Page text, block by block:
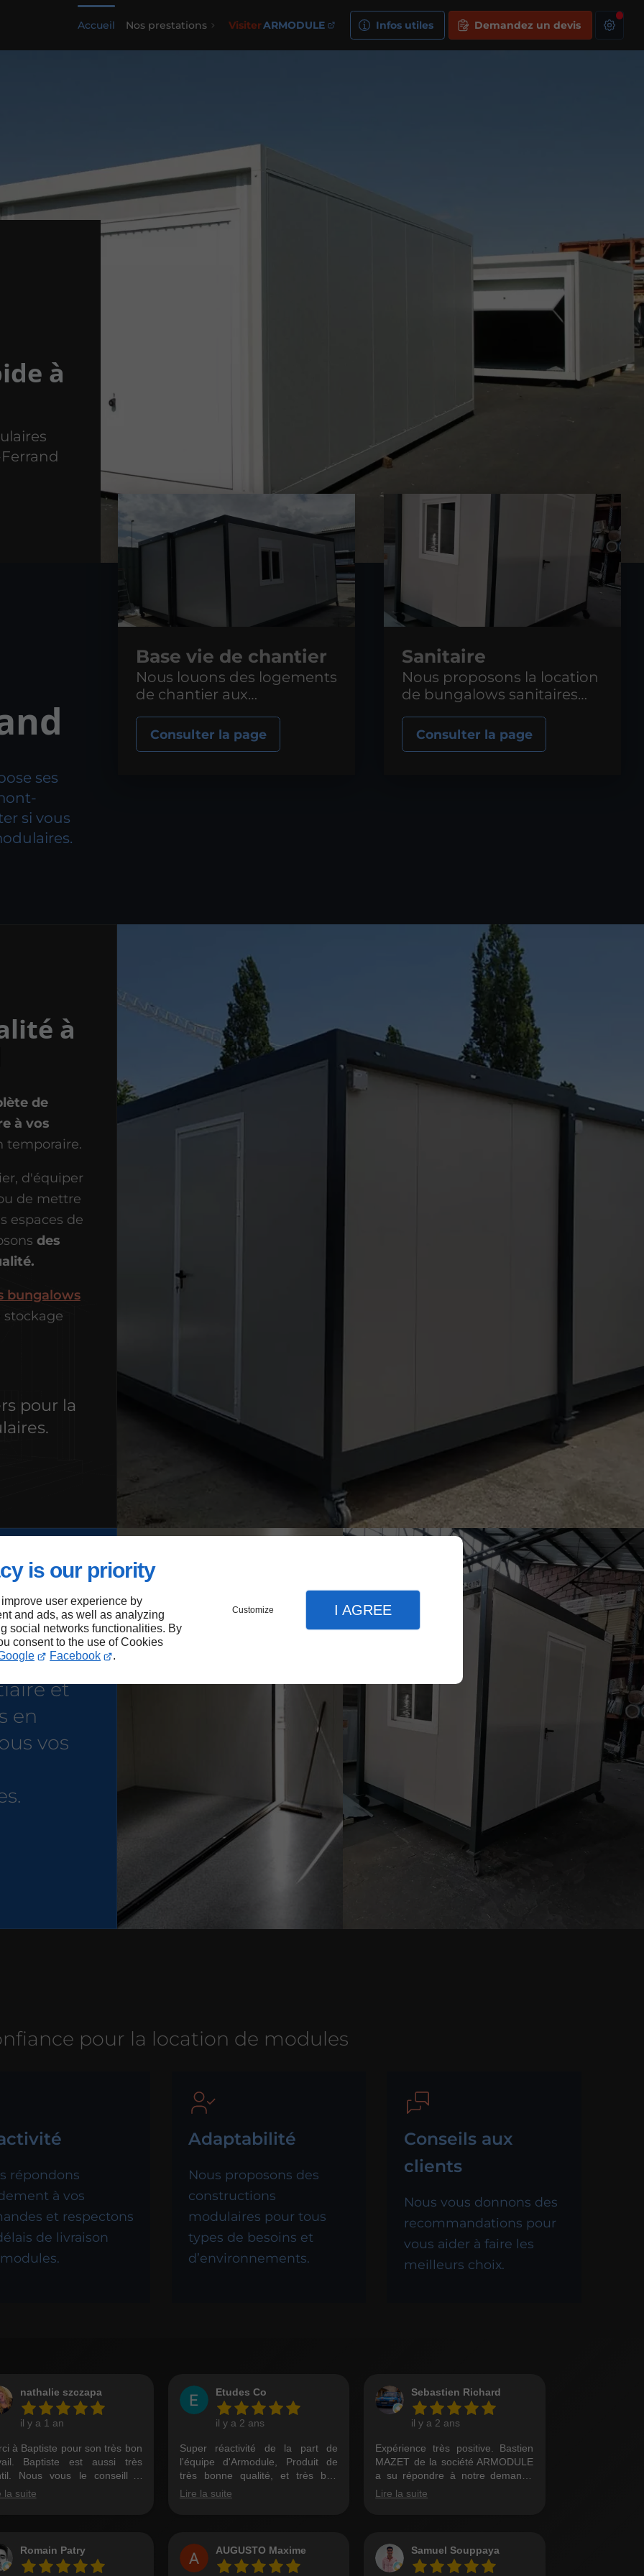
is our priority
user experience by
and ads, as well as analyzing
social networks functionalities. By
consent to the use of Cookies
Facebook .
Customize I AGREE
Accueil Nos prestations VisiterARMODULE Infos utiles Demandez un devis
à
ses
si vous
Base vie de chantier
Nous louons des logements
de chantier aux
Consulter la page
Sanitaire
Nous proposons la location
de bungalows sanitaires
les particuliers.
Consulter la page
à
de
à vos
temporaire.
d'équiper
de mettre
espaces de
des
bungalows
pour la
et
en
vos
pour la location de modules
répondons
à vos
et respectons
de livraison
Adaptabilité
Nous proposons des
constructions
modulaires pour tous
types de besoins et
d’environnements.
Conseils aux
clients
Nous vous donnons des
recommandations pour
vous aider à faire les
meilleurs choix.